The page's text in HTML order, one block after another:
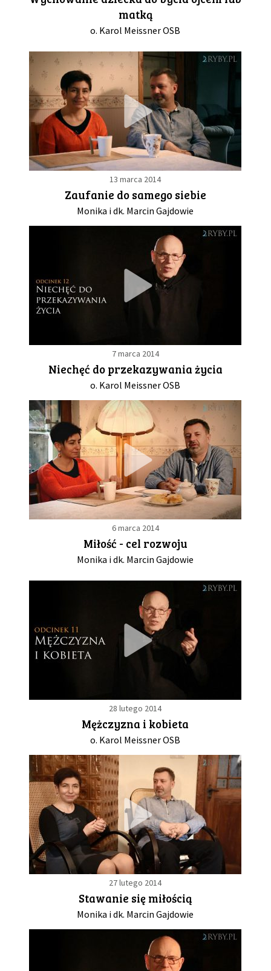
matką
o. Karol Meissner OSB
13 marca 2014
Zaufanie do samego siebie
Monika i dk. Marcin Gajdowie
7 marca 2014
Niechęć do przekazywania życia
o. Karol Meissner OSB
6 marca 2014
Miłość - cel rozwoju
Monika i dk. Marcin Gajdowie
28 lutego 2014
Mężczyzna i kobieta
o. Karol Meissner OSB
27 lutego 2014
Stawanie się miłością
Monika i dk. Marcin Gajdowie